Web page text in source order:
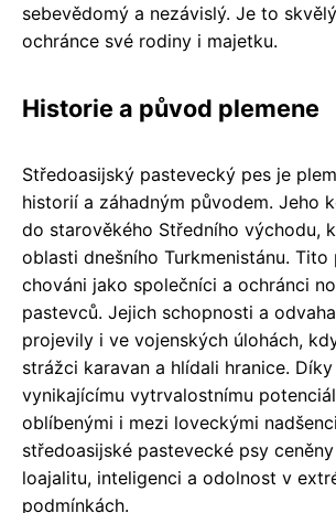
sebevědomý a nezávislý. Je to
ochránce své rodiny i majetku.
Historie a původ plemene
Středoasijský pastevecký pes je
historií a záhadným původem. Jeho
do starověkého Středního východu,
oblasti dnešního Turkmenistánu.
chováni jako společníci a ochránci
pastevců. Jejich schopnosti a
projevily i ve vojenských úlohách,
strážci karavan a hlídali hranice. Díky
vynikajícímu vytrvalostnímu
oblíbenými i mezi loveckými
středoasijské pastevecké psy
loajalitu, inteligenci a odolnost v
podmínkách.